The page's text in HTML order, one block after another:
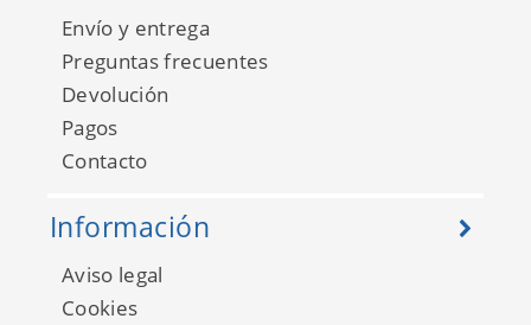
Envío y entrega
Preguntas frecuentes
Devolución
Pagos
Contacto
Información
Aviso legal
Cookies